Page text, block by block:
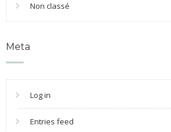
Non classé
Meta
Log in
Entries feed